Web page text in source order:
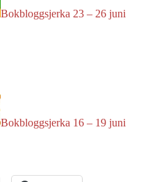
Bokbloggsjerka 23 – 26 juni
Bokbloggsjerka 16 – 19 juni